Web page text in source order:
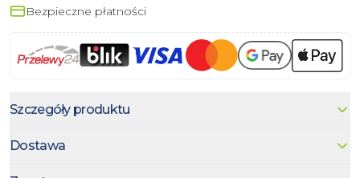
Bezpieczne płatności
Szczegóły produktu
Dostawa